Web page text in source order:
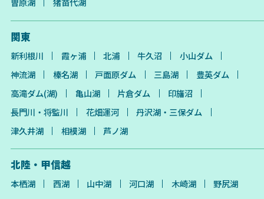
関東
新利根川 霞ヶ浦 北浦 牛久沼
小山ダム
神流湖
榛名湖 戸面原ダム 三島湖
豊英ダム
高滝ダム(湖)
亀山湖 片倉ダム
印旛沼
長門川・将監川
花畑運河
丹沢湖・三保ダム
津久井湖
相模湖 芦ノ湖
北陸・甲信越
本栖湖 西湖 山中湖 河口湖 木崎湖 野尻湖